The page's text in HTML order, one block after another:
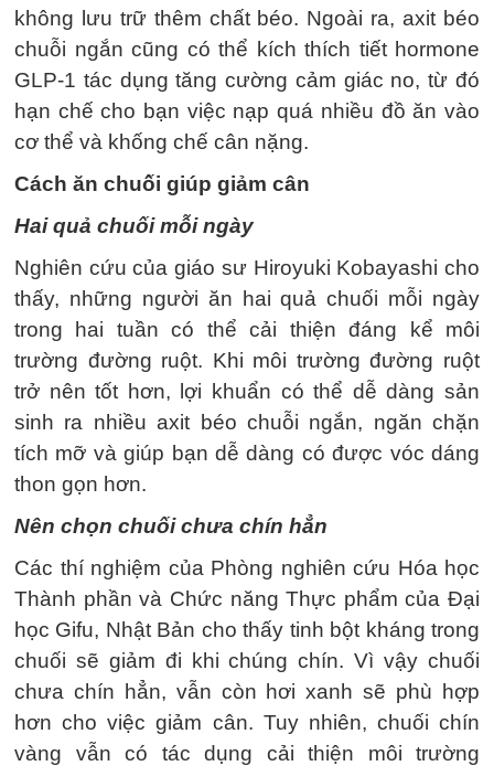
không lưu trữ thêm chất béo. Ngoài ra, axit béo
chuỗi ngắn cũng có thể kích thích tiết hormone
GLP-1 tác dụng tăng cường cảm giác no, từ đó
hạn chế cho bạn việc nạp quá nhiều đồ ăn vào
cơ thể và khống chế cân nặng.
Cách ăn chuối giúp giảm cân
Hai quả chuối mỗi ngày
Nghiên cứu của giáo sư Hiroyuki Kobayashi cho
thấy, những người ăn hai quả chuối mỗi ngày
trong hai tuần có thể cải thiện đáng kể môi
trường đường ruột. Khi môi trường đường ruột
trở nên tốt hơn, lợi khuẩn có thể dễ dàng sản
sinh ra nhiều axit béo chuỗi ngắn, ngăn chặn
tích mỡ và giúp bạn dễ dàng có được vóc dáng
thon gọn hơn.
Nên chọn chuối chưa chín hẳn
Các thí nghiệm của Phòng nghiên cứu Hóa học
Thành phần và Chức năng Thực phẩm của Đại
học Gifu, Nhật Bản cho thấy tinh bột kháng trong
chuối sẽ giảm đi khi chúng chín. Vì vậy chuối
chưa chín hẳn, vẫn còn hơi xanh sẽ phù hợp
hơn cho việc giảm cân. Tuy nhiên, chuối chín
vàng vẫn có tác dụng cải thiện môi trường